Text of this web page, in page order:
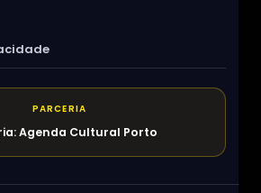
PARCERIA
Agenda Cultural Porto